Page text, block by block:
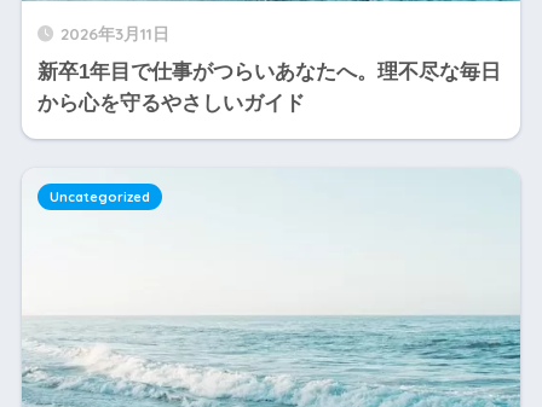
2026年3月11日
新卒1年目で仕事がつらいあなたへ。理不尽な毎日
から心を守るやさしいガイド
Uncategorized